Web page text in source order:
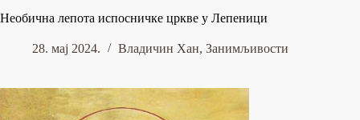
Необична лепота испосничке цркве у Лепеници
28. мај 2024. Владичин Хан, Занимљивости